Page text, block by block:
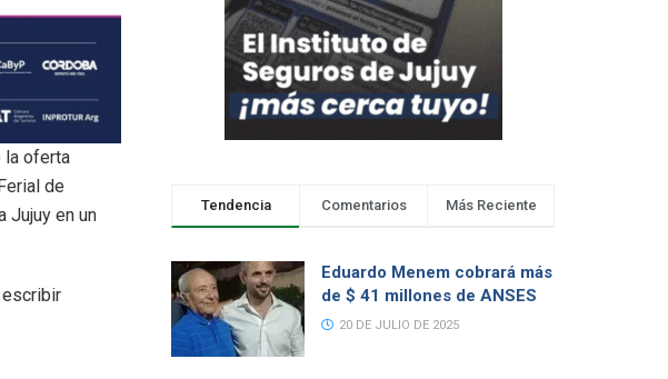
la oferta
de
Jujuy en un
Tendencia Comentarios Más Reciente
Eduardo Menem cobrará más
de $ 41 millones de ANSES
20 DE JULIO DE 2025